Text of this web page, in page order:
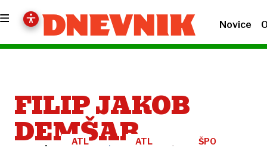
Novice
FILIP JAKOB
DEMŠAR
ATLETIKA ATLETIKA ŠPORT